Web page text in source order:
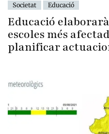
Societat Educació
Educació
escoles més
planificar